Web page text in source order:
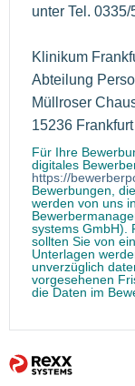
unter Tel.
Klinikum
Abteilung
Müllroser
15236
Für Ihre
digitales
https://
Bewerbungen,
werden von uns
systems GmbH).
sollten Sie von
Unterlagen
unverzüglich
vorgesehenen
die Daten im